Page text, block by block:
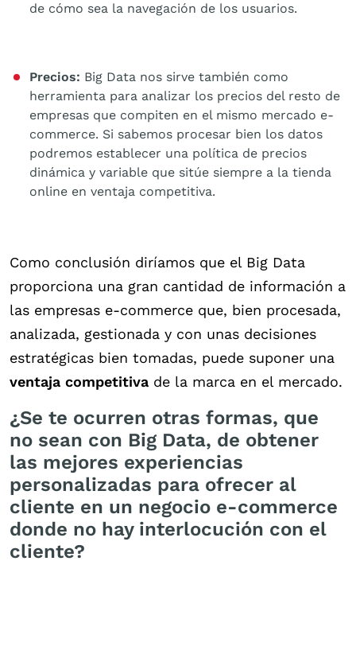
de cómo sea la navegación de los usuarios.
Precios: Big Data nos sirve también como
herramienta para analizar los precios del resto de
empresas que compiten en el mismo mercado e-
commerce. Si sabemos procesar bien los datos
podremos establecer una política de precios
dinámica y variable que sitúe siempre a la tienda
online en ventaja competitiva.
Como conclusión diríamos que el Big Data
proporciona una gran cantidad de información a
las empresas e-commerce que, bien procesada,
analizada, gestionada y con unas decisiones
estratégicas bien tomadas, puede suponer una
ventaja competitiva de la marca en el mercado.
¿Se te ocurren otras formas, que
no sean con Big Data, de obtener
las mejores experiencias
personalizadas para ofrecer al
cliente en un negocio e-commerce
donde no hay interlocución con el
cliente?